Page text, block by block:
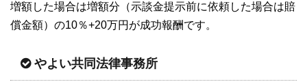
増額した場合は増額分（示談金提示前に依頼した場合は賠
償金額）の10％+20万円が成功報酬です。
やよい共同法律事務所